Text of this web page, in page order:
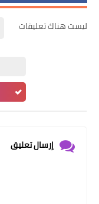
ليست هناك تعليقات
إرسال تعليق